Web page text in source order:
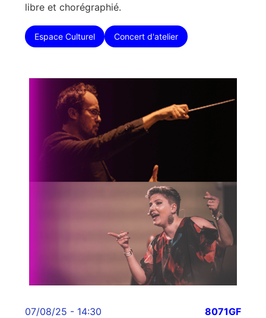
libre et chorégraphié.
Espace Culturel Concert d'atelier
07/08/25 - 14:30 8071GF